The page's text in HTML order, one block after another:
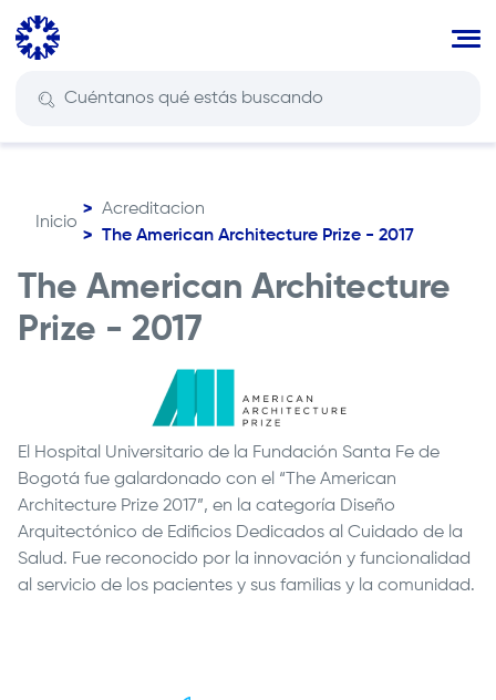
Pasar
principal
navegación
Inicio
Acreditacion
The American Architecture Prize - 2017
The American Architecture
Prize - 2017
El Hospital Universitario de la Fundación Santa Fe de
Bogotá fue galardonado con el “The American
Architecture Prize 2017”, en la categoría Diseño
Arquitectónico de Edificios Dedicados al Cuidado de la
Salud. Fue reconocido por la innovación y funcionalidad
al servicio de los pacientes y sus familias y la comunidad.